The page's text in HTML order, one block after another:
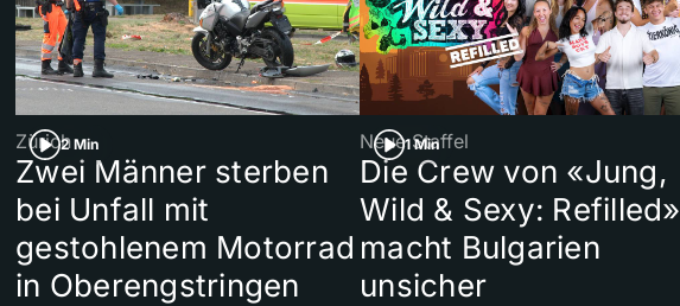
2 Min
Zürich
Zwei Männer sterben
bei Unfall mit
gestohlenem Motorrad
in Oberengstringen
1 Min
Neue Staffel
Die Crew von «Jung,
Wild & Sexy: Refilled»
macht Bulgarien
unsicher